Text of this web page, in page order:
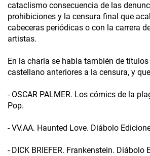
cataclismo consecuencia de las
prohibiciones y la censura final que
cabeceras periódicas o con la carrera
artistas.
En la charla se habla también de
castellano anteriores a la censura, y
- OSCAR PALMER. Los cómics de la
Pop.
- VV.AA. Haunted Love. Diábolo
- DICK BRIEFER. Frankenstein. Diábolo